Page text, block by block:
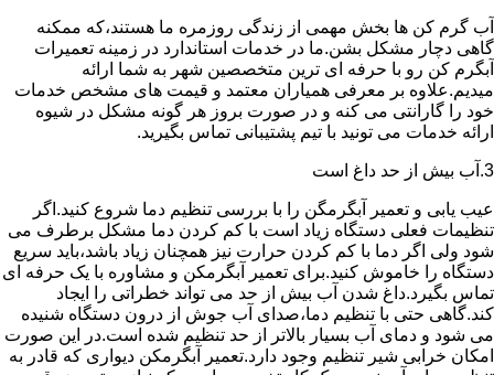
آب گرم کن ها بخش مهمی از زندگی روزمره ما هستند،که ممکنه
گاهی دچار مشکل بشن.ما در خدمات استاندارد در زمینه تعمیرات
آبگرم کن رو با حرفه ای ترین متخصصین شهر به شما ارائه
میدیم.علاوه بر معرفی همیاران معتمد و قیمت های مشخص خدمات
خود را گارانتی می کنه و در صورت بروز هر گونه مشکل در شیوه
ارائه خدمات می تونید با تیم پشتیبانی تماس بگیرید.
3.آب بیش از حد داغ است
عیب یابی و تعمیر آبگرمگن را با بررسی تنظیم دما شروع کنید.اگر
تنظیمات فعلی دستگاه زیاد است با کم کردن دما مشکل برطرف می
شود ولی اگر دما با کم کردن حرارت نیز همچنان زیاد باشد،باید سریع
دستگاه را خاموش کنید.برای تعمیر آبگرمکن و مشاوره با یک حرفه ای
تماس بگیرد.داغ شدن آب بیش از حد می تواند خطراتی را ایجاد
کند.گاهی حتی با تنظیم دما،صدای آب جوش از درون دستگاه شنیده
می شود و دمای آب بسیار بالاتر از حد تنظیم شده است.در این صورت
امکان خرابی شیر تنظیم وجود دارد.تعمیر آبگرمکن دیواری که قادر به